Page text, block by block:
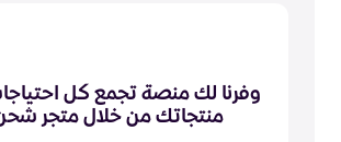
وفرنا لك منصة تجمع كل
منتجاتك من خلال متجر